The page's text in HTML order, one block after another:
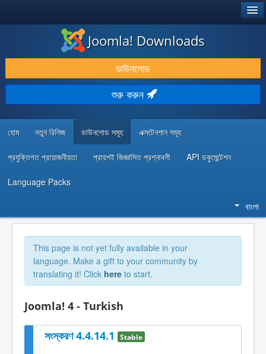
ডাউনলোড & প্রসারিত করুন
আবিষ্কার & শিখুন
কমিউনিটি & সহায়তা
Joomla! Downloads
ডাউনলোড
শুরু করুন
হোম নতুন রিলিজ ডাউনলোড সমূহ এক্সটেনশান সমূহ
প্রযুক্তিগত প্রয়োজনীয়তা প্রায়শই জিজ্ঞাসিত প্রশ্নাবলী API ডকুমেন্টেশন
Language Packs
বাংলা
This page is not yet fully available in your
language. Make a gift to your community by
translating it! Click here to start.
Joomla! 4 - Turkish
সংস্করণ 4.4.14.1 Stable